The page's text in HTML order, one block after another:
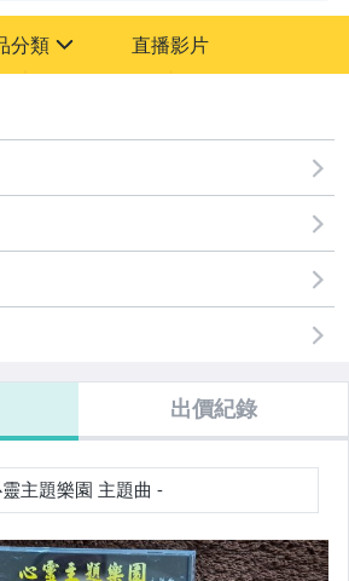
分類 直播影片
出價紀錄
主題樂園 主題曲 -